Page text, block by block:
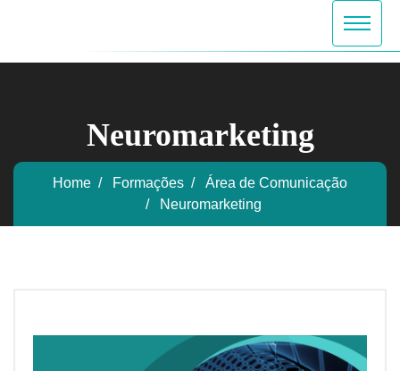
Neuromarketing
Home Formações
Área de Comunicação
Neuromarketing